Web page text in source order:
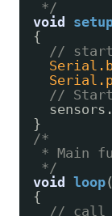
*/
void
{
//
//
}
/*
* Main
*/
void
loop(
{
// call